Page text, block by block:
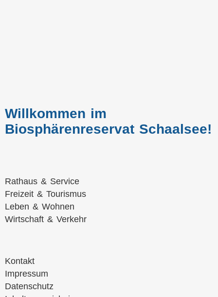
Willkommen im
Biosphärenreservat Schaalsee!
Navigation
überspringen
Rathaus & Service
Freizeit & Tourismus
Leben & Wohnen
Wirtschaft & Verkehr
Navigation
überspringen
Kontakt
Impressum
Datenschutz